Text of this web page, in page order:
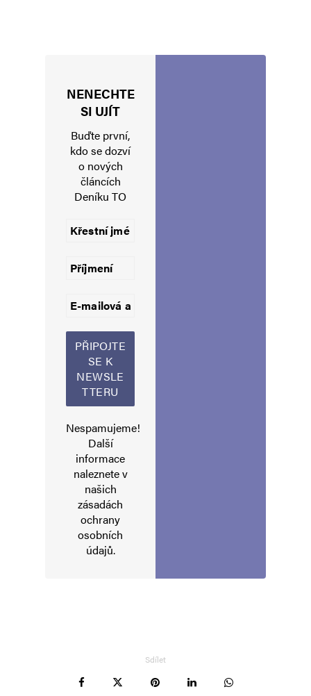
Uložit do prohlížeče jméno, e-mail a webovou stránku pro budoucí
Informujte mě o nových komentářích e-mailem.
Alternative:
NENECHTE
SI UJÍT
Buďte první,
kdo se dozví
o nových
článcích
Deníku TO
Nespamujeme!
Další
informace
naleznete v
našich
zásadách
ochrany
osobních
údajů.
Sdílet